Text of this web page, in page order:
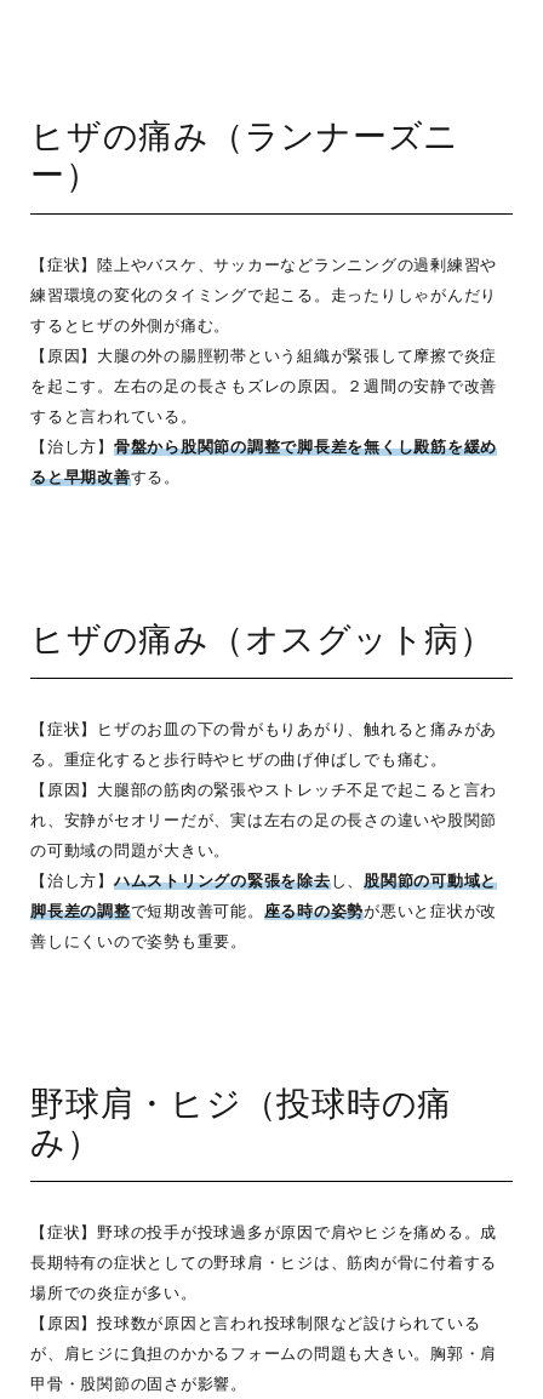
ヒザの痛み（ランナーズニ
ー）
【症状】陸上やバスケ、サッカーなどランニングの過剰練習や
練習環境の変化のタイミングで起こる。走ったりしゃがんだり
するとヒザの外側が痛む。
【原因】大腿の外の腸脛靭帯という組織が緊張して摩擦で炎症
を起こす。左右の足の長さもズレの原因。２週間の安静で改善
すると言われている。
【治し方】 骨盤から股関節の調整で脚長差を無くし殿筋を緩め
ると早期改善する。
ヒザの痛み（オスグット病）
【症状】ヒザのお皿の下の骨がもりあがり、触れると痛みがあ
る。重症化すると歩行時やヒザの曲げ伸ばしでも痛む。
【原因】大腿部の筋肉の緊張やストレッチ不足で起こると言わ
れ、安静がセオリーだが、実は左右の足の長さの違いや股関節
の可動域の問題が大きい。
【治し方】 ハムストリングの緊張を除去し、 股関節の可動域と
脚長差の調整で短期改善可能。 座る時の姿勢が悪いと症状が改
善しにくいので姿勢も重要。
野球肩・ヒジ（投球時の痛
み）
【症状】野球の投手が投球過多が原因で肩やヒジを痛める。成
長期特有の症状としての野球肩・ヒジは、筋肉が骨に付着する
場所での炎症が多い。
【原因】投球数が原因と言われ投球制限など設けられている
が、肩ヒジに負担のかかるフォームの問題も大きい。胸郭・肩
甲骨・股関節の固さが影響。